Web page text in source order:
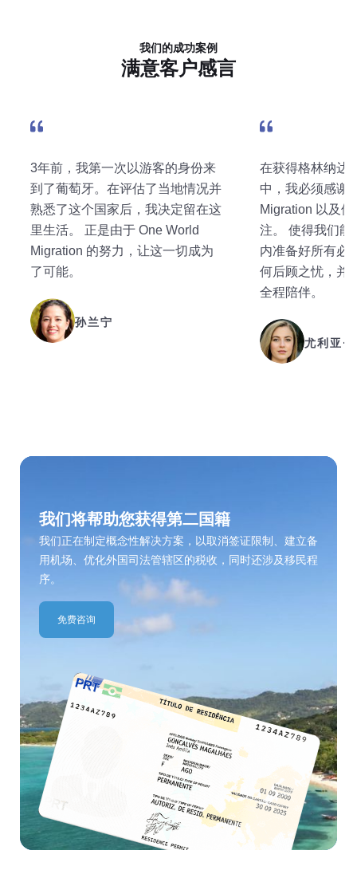
我们的成功案例
满意客户感言
3年前，我第一次以游客的身份来
到了葡萄牙。在评估了当地情况并
熟悉了这个国家后，我决定留在这
里生活。 正是由于 One World
Migration 的努力，让这一切成为
了可能。
孙兰宁
在获得格林纳达
中，我必须感谢
Migration 以及
注。 使得我们能
内准备好所有必
何后顾之忧，并
全程陪伴。
尤利亚·
我们将帮助您获得第二国籍
我们正在制定概念性解决方案，以取消签证限制、建立备
用机场、优化外国司法管辖区的税收，同时还涉及移民程
序。
免费咨询